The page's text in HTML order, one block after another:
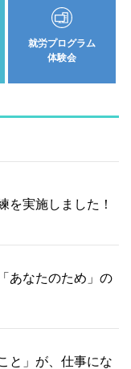
就労プログラム
体験会
を実施しました！
あなたのため」の
と」が、仕事にな